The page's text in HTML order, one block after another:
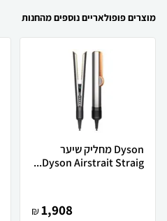
מוצרים פופולאריים נוספים מהחנות
Dyson ‏מחליק שיער
Dyson Airstrait Straig...
1,908
₪